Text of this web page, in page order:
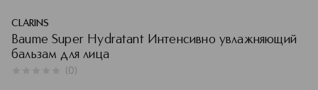
CLARINS
Baume Super Hydratant Интенсивно увлажняющий
бальзам для лица
(0)